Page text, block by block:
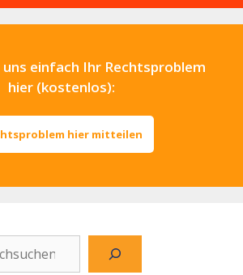
uns einfach Ihr Rechtsproblem
hier (kostenlos):
hier mitteilen